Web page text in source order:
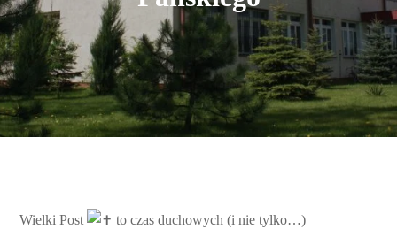
Wielki Post
to czas duchowych (i nie tylko…)